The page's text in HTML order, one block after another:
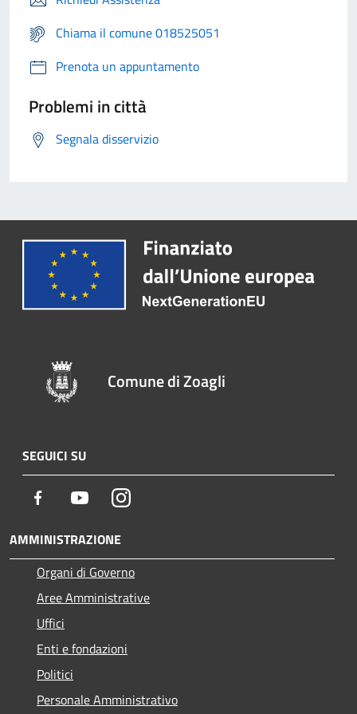
Chiama il comune 018525051
Prenota un appuntamento
Problemi in città
Segnala disservizio
Comune di Zoagli
SEGUICI SU
Facebook YoutubeInstagram
AMMINISTRAZIONE
Organi di Governo
Aree Amministrative
Uffici
Enti e fondazioni
Politici
Personale Amministrativo